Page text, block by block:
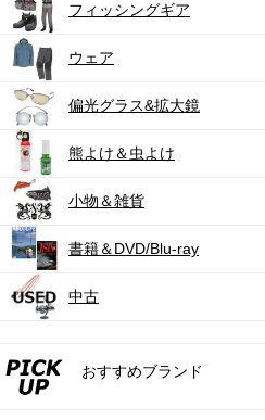
フィッシングギア
ウェア
偏光グラス&拡大鏡
熊よけ＆虫よけ
小物＆雑貨
書籍＆DVD/Blu-ray
中古
おすすめブランド